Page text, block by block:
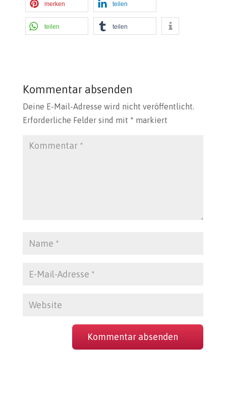
merken teilen
teilen teilen
Kommentar absenden
Deine E-Mail-Adresse wird nicht veröffentlicht.
Erforderliche Felder sind mit * markiert